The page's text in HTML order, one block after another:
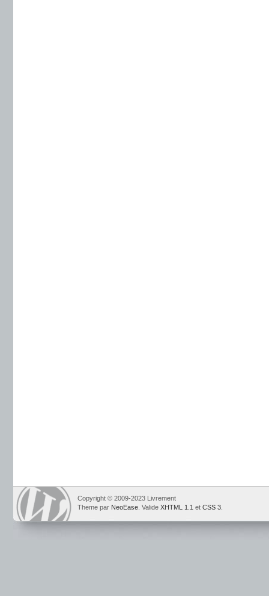
Copyright © 2009-2023 Livrement
Theme par NeoEase . Valide XHTML 1.1 et CSS 3